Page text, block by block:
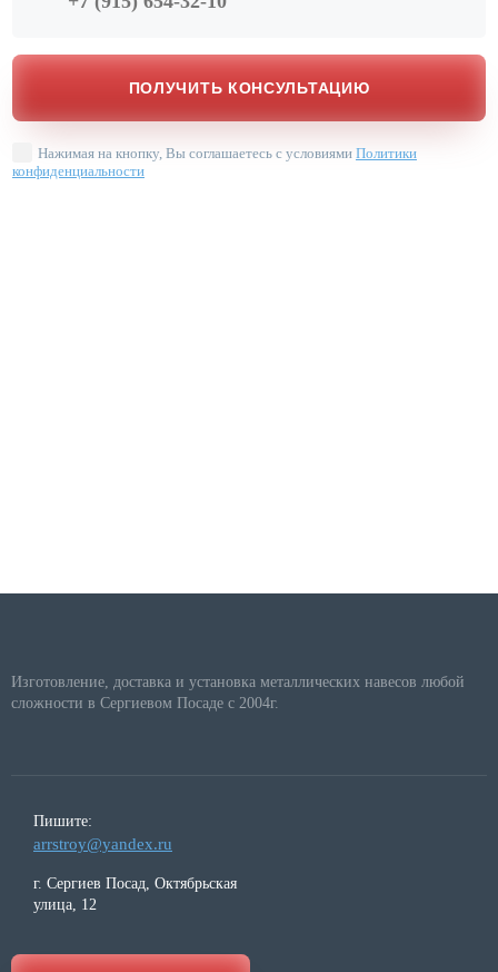
Нажимая на кнопку, Вы соглашаетесь с условиями Политики
конфиденциальности
Изготовление, доставка и установка металлических навесов любой
сложности в Сергиевом Посаде с 2004г.
Пишите:
arrstroy@yandex.ru
г. Сергиев Посад, Октябрьская
улица, 12